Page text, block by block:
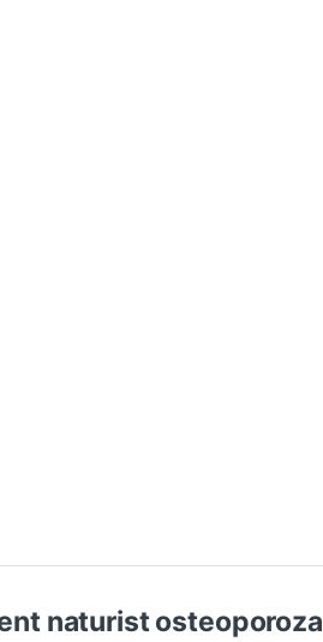
naturist osteoporoza